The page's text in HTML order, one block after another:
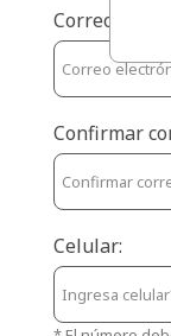
Correo:
Confirmar
Celular: